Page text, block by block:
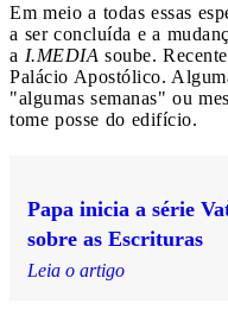
Em meio a todas essas
a ser concluída e a
a I.MEDIA soube.
Palácio Apostólico.
"algumas semanas" ou
tome posse do edifício.
Papa inicia a série
sobre as Escrituras
Leia o artigo